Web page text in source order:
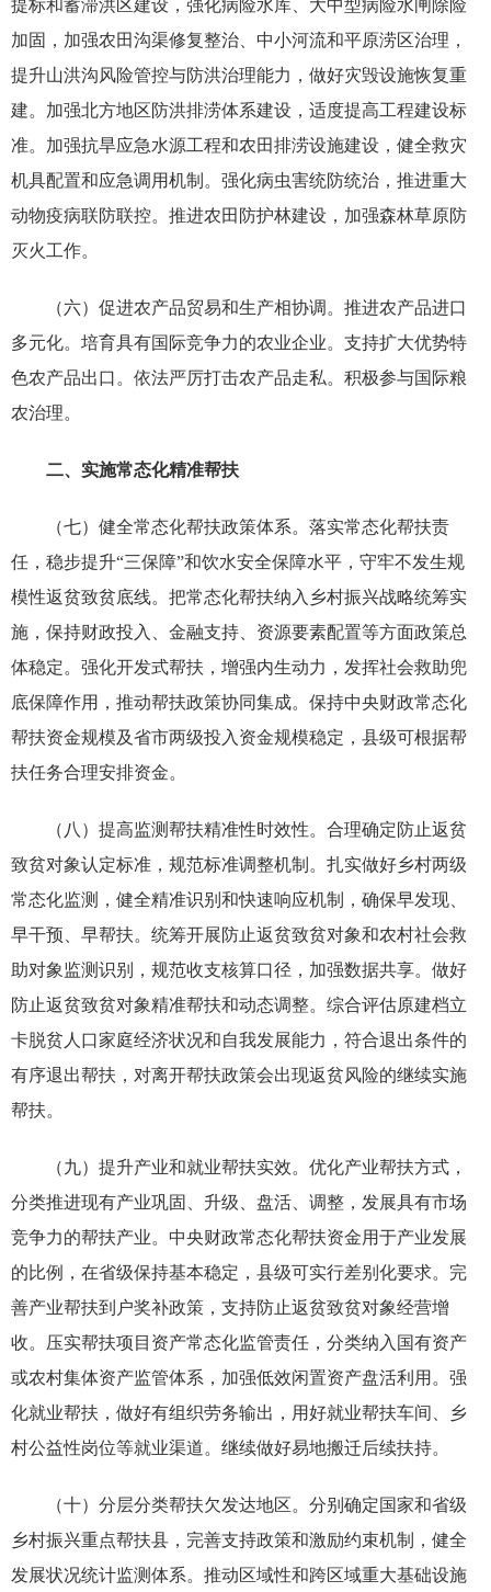
提标和蓄滞洪区建设，强化病险水库、大中型病险水闸除险
加固，加强农田沟渠修复整治、中小河流和平原涝区治理，
提升山洪沟风险管控与防洪治理能力，做好灾毁设施恢复重
建。加强北方地区防洪排涝体系建设，适度提高工程建设标
准。加强抗旱应急水源工程和农田排涝设施建设，健全救灾
机具配置和应急调用机制。强化病虫害统防统治，推进重大
动物疫病联防联控。推进农田防护林建设，加强森林草原防
灭火工作。
（六）促进农产品贸易和生产相协调。推进农产品进口
多元化。培育具有国际竞争力的农业企业。支持扩大优势特
色农产品出口。依法严厉打击农产品走私。积极参与国际粮
农治理。
二、实施常态化精准帮扶
（七）健全常态化帮扶政策体系。落实常态化帮扶责
任，稳步提升“三保障”和饮水安全保障水平，守牢不发生规
模性返贫致贫底线。把常态化帮扶纳入乡村振兴战略统筹实
施，保持财政投入、金融支持、资源要素配置等方面政策总
体稳定。强化开发式帮扶，增强内生动力，发挥社会救助兜
底保障作用，推动帮扶政策协同集成。保持中央财政常态化
帮扶资金规模及省市两级投入资金规模稳定，县级可根据帮
扶任务合理安排资金。
（八）提高监测帮扶精准性时效性。合理确定防止返贫
致贫对象认定标准，规范标准调整机制。扎实做好乡村两级
常态化监测，健全精准识别和快速响应机制，确保早发现、
早干预、早帮扶。统筹开展防止返贫致贫对象和农村社会救
助对象监测识别，规范收支核算口径，加强数据共享。做好
防止返贫致贫对象精准帮扶和动态调整。综合评估原建档立
卡脱贫人口家庭经济状况和自我发展能力，符合退出条件的
有序退出帮扶，对离开帮扶政策会出现返贫风险的继续实施
帮扶。
（九）提升产业和就业帮扶实效。优化产业帮扶方式，
分类推进现有产业巩固、升级、盘活、调整，发展具有市场
竞争力的帮扶产业。中央财政常态化帮扶资金用于产业发展
的比例，在省级保持基本稳定，县级可实行差别化要求。完
善产业帮扶到户奖补政策，支持防止返贫致贫对象经营增
收。压实帮扶项目资产常态化监管责任，分类纳入国有资产
或农村集体资产监管体系，加强低效闲置资产盘活利用。强
化就业帮扶，做好有组织劳务输出，用好就业帮扶车间、乡
村公益性岗位等就业渠道。继续做好易地搬迁后续扶持。
（十）分层分类帮扶欠发达地区。分别确定国家和省级
乡村振兴重点帮扶县，完善支持政策和激励约束机制，健全
发展状况统计监测体系。推动区域性和跨区域重大基础设施